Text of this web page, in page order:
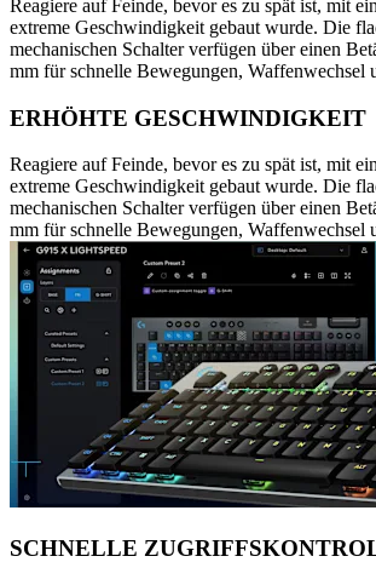
Reagiere auf Feinde, bevor es zu spät ist, mit
extreme Geschwindigkeit gebaut wurde. Die
mechanischen Schalter verfügen über einen
mm für schnelle Bewegungen, Waffenwechsel
ERHÖHTE GESCHWINDIGKEIT
Reagiere auf Feinde, bevor es zu spät ist, mit
extreme Geschwindigkeit gebaut wurde. Die
mechanischen Schalter verfügen über einen
mm für schnelle Bewegungen, Waffenwechsel
SCHNELLE